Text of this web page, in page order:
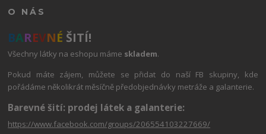
O NÁS
BAREVNÉ ŠITÍ!
Všechny látky na eshopu máme skladem.
Pokud máte zájem, můžete se přidat do naší FB skupiny, kde
pořádáme několikrát měsíčně předobjednávky metráže a galanterie.
Barevné šití: prodej látek a galanterie:
https://www.facebook.com/groups/206554103227669/